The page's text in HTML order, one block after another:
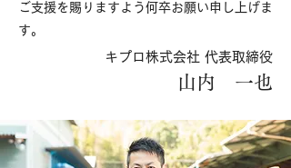
ご支援を賜りますよう何卒お願い申し上げま
す。
キプロ株式会社 代表取締役
山内 一也